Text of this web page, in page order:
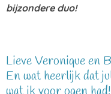
bijzondere duo!
Lieve Veronique en
En wat heerlijk dat